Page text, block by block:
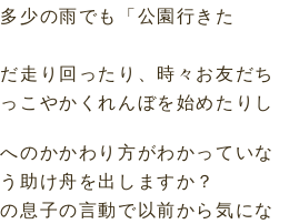
少の雨でも「公園行きた
走り回ったり、時々お友だち
こやかくれんぼを始めたりし
のかかわり方がわかっていな
助け舟を出しますか？
息子の言動で以前から気にな